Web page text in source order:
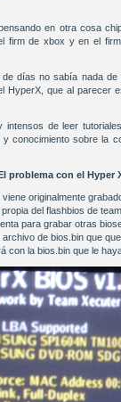
en otra cosa
firm de xbox y en el
días no sabía nada
HyperX, que al parecer
intensos de leer
conocimiento sobre la
problema con el Hyper
originalmente
del flashbios de
para grabar otras
de bios.bin que
con la bios.bin que le